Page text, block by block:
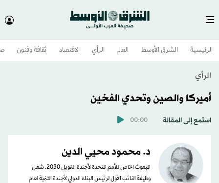
الرئيسية الشرق الأوسط​ العالم الرأي الاقتصاد ثقافة وفنون
الرأي
أميركا والصين وتحدي الفخين
استمع إلى المقالة 00:00
د. محمود محيي الدين
المبعوث الخاص للأمم المتحدة لأجندة التمويل 2030. شغل
وظيفة النائب الأول لرئيس البنك الدولي لأجندة التنمية لعام